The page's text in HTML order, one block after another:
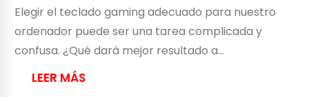
Elegir el teclado gaming adecuado para nuestro
ordenador puede ser una tarea complicada y
confusa. ¿Qué dará mejor resultado a…
LEER MÁS